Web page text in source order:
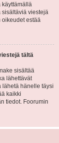
käyttämällä
sisältäviä viestejä
oikeudet estää
tältä
sisältää
lähettävät
lähetä hänelle täysi
kaikki
tiedot. Foorumin